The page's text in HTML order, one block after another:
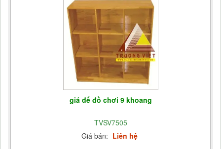
giá để đồ chơi 9 khoang
TVSV7505
Giá bán: Liên hệ